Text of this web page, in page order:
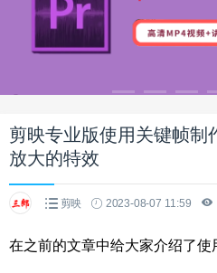
剪映专业版使用关键帧制
放大的特效
剪映 2023-08-07 11:59
在之前的文章中给大家介绍了